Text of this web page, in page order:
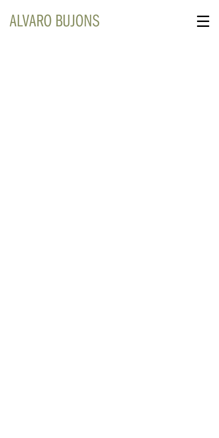
ALVARO BUJONS